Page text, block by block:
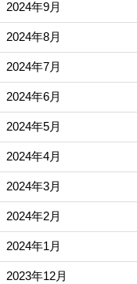
2024年9月
2024年8月
2024年7月
2024年6月
2024年5月
2024年4月
2024年3月
2024年2月
2024年1月
2023年12月